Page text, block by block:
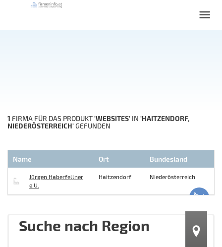
1 FIRMA FÜR DAS PRODUKT'WEBSITES' IN 'HAITZENDORF,
NIEDERÖSTERREICH'GEFUNDEN
Name Ort Bundesland
Jürgen Haberfellner
e.U.
Haitzendorf Niederösterreich
Suche nach Region